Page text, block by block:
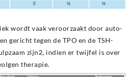
wordt vaak veroorzaakt door auto-
gericht tegen de TPO en de TSH-
zijn2, indien er twijfel is over
therapie.